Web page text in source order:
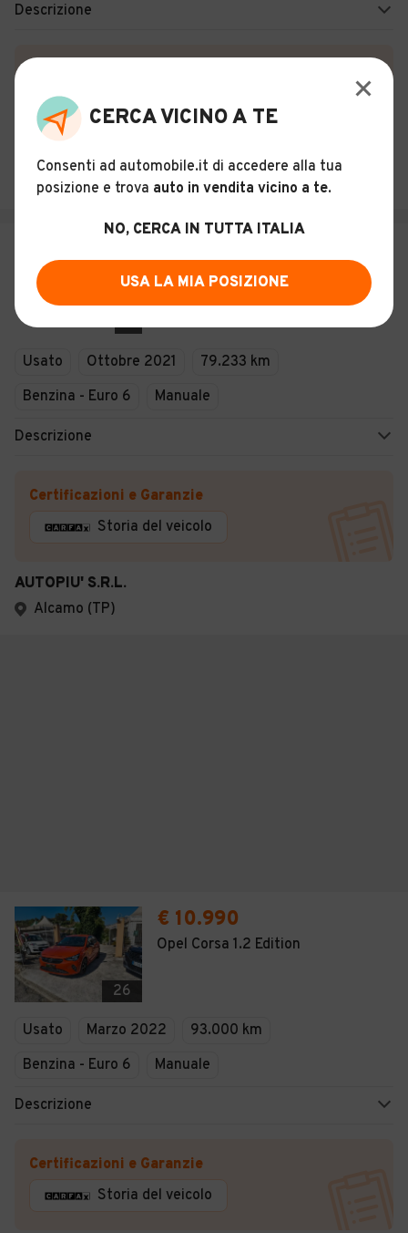
Descrizione
ACAT USATO GARANTITO
Italia
1
OPEL Corsa 1.2 75 CV Elegance
Usato Ottobre 2021
79.233 km
Benzina - Euro 6
Manuale
Descrizione
Certificazioni e Garanzie
Storia del veicolo
AUTOPIU' S.R.L.
Alcamo (TP)
26
€ 10.990
Opel Corsa 1.2 Edition
Usato Marzo 2022
93.000 km
Benzina - Euro 6
Manuale
Descrizione
Certificazioni e Garanzie
Storia del veicolo
CERCA VICINO A TE
Consenti ad automobile.it di accedere alla tua
posizione e trova auto in vendita vicino a te.
NO, CERCA IN TUTTA ITALIA
USA LA MIA POSIZIONE